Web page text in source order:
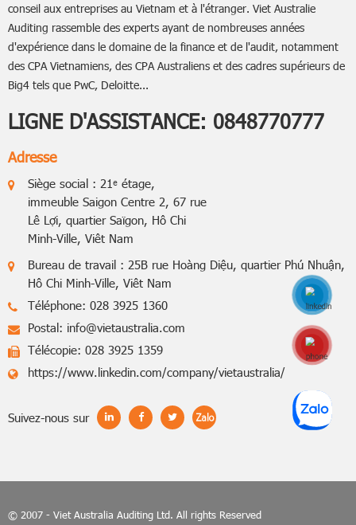
conseil aux entreprises au Vietnam et à l'étranger. Viet Australie
Auditing rassemble des experts ayant de nombreuses années
d'expérience dans le domaine de la finance et de l'audit, notamment
des CPA Vietnamiens, des CPA Australiens et des cadres supérieurs de
Big4 tels que PwC, Deloitte...
LIGNE D'ASSISTANCE: 0848770777
Adresse
Siège social : 21ᵉ étage,
immeuble Saigon Centre 2, 67 rue
Lê Lợi, quartier Saïgon, Hô Chi
Minh-Ville, Viêt Nam
Bureau de travail : 25B rue Hoàng Diệu, quartier Phú Nhuận,
Hô Chi Minh-Ville, Viêt Nam
Téléphone: 028 3925 1360
Postal: info@vietaustralia.com
Télécopie: 028 3925 1359
https://www.linkedin.com/company/vietaustralia/
Suivez-nous sur
© 2007 - Viet Australia Auditing Ltd. All rights Reserved
Hotline: